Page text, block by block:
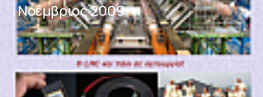
Νοέμβριος 2009